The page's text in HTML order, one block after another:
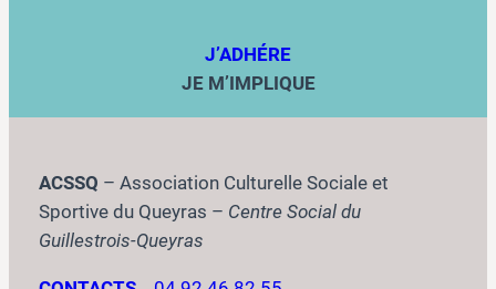
J’ADHÉRE
JE M’IMPLIQUE
ACSSQ – Association Culturelle Sociale et
Sportive du Queyras – Centre Social du
Guillestrois-Queyras